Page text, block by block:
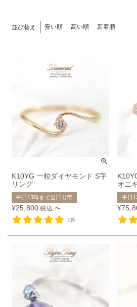
並び替え 安い順 高い順 新着順
K10YG 一粒ダイヤモンド S字
リング
平日13時まで当日出荷
¥25,800 税込 〜
1件
オニ
平日
¥